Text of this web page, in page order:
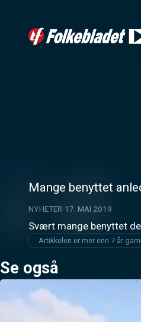
Mange benyttet
NYHETER 17. MAI 2019
Svært mange benyttet
Artikkelen er mer enn 7 år
Se også